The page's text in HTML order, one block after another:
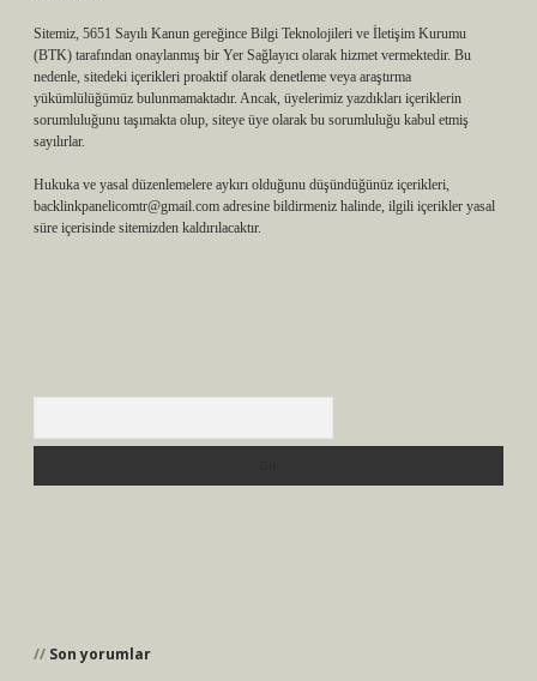
Sitemiz, 5651 Sayılı Kanun gereğince Bilgi Teknolojileri ve İletişim Kurumu
(BTK) tarafından onaylanmış bir Yer Sağlayıcı olarak hizmet vermektedir. Bu
nedenle, sitedeki içerikleri proaktif olarak denetleme veya araştırma
yükümlülüğümüz bulunmamaktadır. Ancak, üyelerimiz yazdıkları içeriklerin
sorumluluğunu taşımakta olup, siteye üye olarak bu sorumluluğu kabul etmiş
sayılırlar.
Hukuka ve yasal düzenlemelere aykırı olduğunu düşündüğünüz içerikleri,
backlinkpanelicomtr@gmail.com adresine bildirmeniz halinde, ilgili içerikler yasal
süre içerisinde sitemizden kaldırılacaktır.
Son yorumlar